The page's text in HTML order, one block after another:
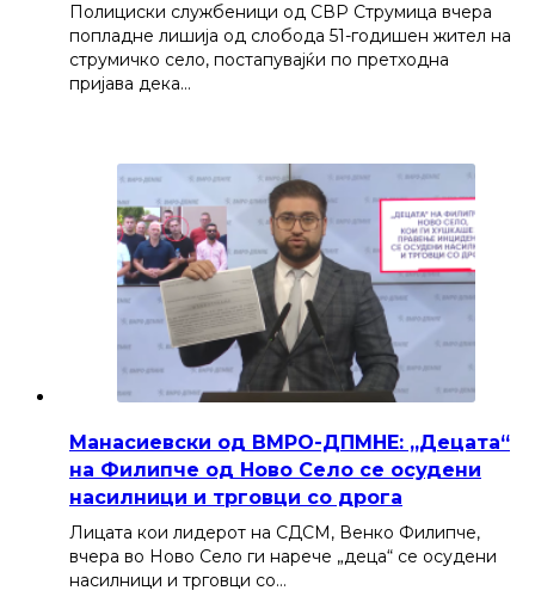
Полициски службеници од СВР Струмица вчера
попладне лишија од слобода 51-годишен жител на
струмичко село, постапувајќи по претходна
пријава дека…
Манасиевски од ВМРО-ДПМНЕ: „Децата“
на Филипче од Ново Село се осудени
насилници и трговци со дрога
Лицата кои лидерот на СДСМ, Венко Филипче,
вчера во Ново Село ги нарече „деца“ се осудени
насилници и трговци со…